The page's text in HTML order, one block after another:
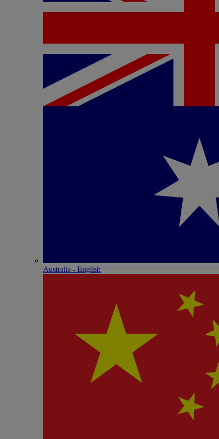
Australia - English